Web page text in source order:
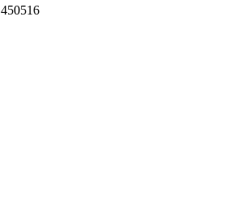
450516